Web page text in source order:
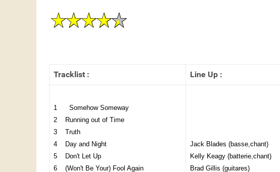
Tracklist : Line Up :
1 Somehow Someway
2 Running out of Time
3 Truth
4 Day and Night
5 Don't Let Up
6 (Won't Be Your) Fool Again
Jack Blades (basse,chant)
Kelly Keagy (batterie,chant)
Brad Gillis (guitares)